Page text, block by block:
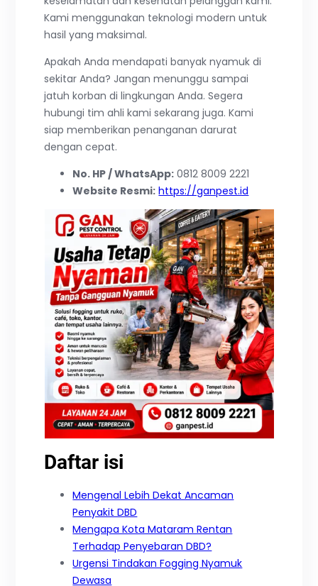
Kami menggunakan teknologi modern untuk
hasil yang maksimal.
Apakah Anda mendapati banyak nyamuk di
sekitar Anda? Jangan menunggu sampai
jatuh korban di lingkungan Anda. Segera
hubungi tim ahli kami sekarang juga. Kami
siap memberikan penanganan darurat
dengan cepat.
No. HP / WhatsApp: 0812 8009 2221
Website Resmi: https://ganpest.id
Daftar isi
Mengenal Lebih Dekat Ancaman
Penyakit DBD
Mengapa Kota Mataram Rentan
Terhadap Penyebaran DBD?
Urgensi Tindakan Fogging Nyamuk
Dewasa